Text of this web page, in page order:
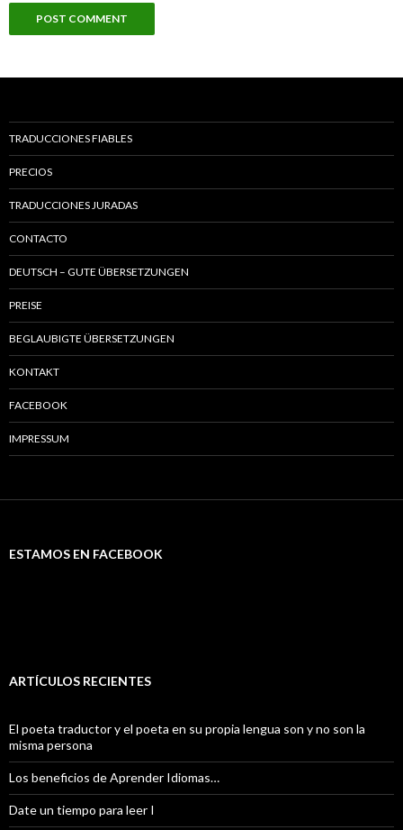
TRADUCCIONES FIABLES
PRECIOS
TRADUCCIONES JURADAS
CONTACTO
DEUTSCH – GUTE ÜBERSETZUNGEN
PREISE
BEGLAUBIGTE ÜBERSETZUNGEN
KONTAKT
FACEBOOK
IMPRESSUM
ESTAMOS EN FACEBOOK
ARTÍCULOS RECIENTES
El poeta traductor y el poeta en su propia lengua son y no son la
misma persona
Los beneficios de Aprender Idiomas…
Date un tiempo para leer I